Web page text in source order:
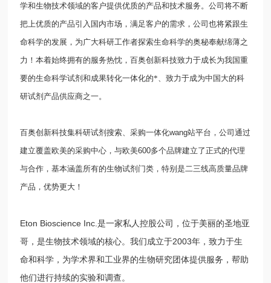
学和生物技术领域的客户提供优质的产品和技术服务。公司将不断
把上优质的产品引入国内市场，满足客户的需求，公司也将紧跟生
命科学的发展，为广大科研工作者探索生命科学的奥秘奉献绵薄之
力！本着始终拥有的服务热忱，百奥创新科技致力于成长为我国重
要的生命科学试剂和成果转化一体化的*、致力于成为中国大的科
研试剂产品供应商之一。
百奥创新科技集科研试剂搜索、采购一体化wang站平台，公司通过
建立覆盖欧美的采购中心，与欧美600多个品牌建立了正式的代理
与合作，基本涵盖所有的生物试剂门类，特别是二三线高质量品牌
产品，优势更大！
Eton Bioscience Inc.是一家私人控股公司，位于美丽的圣地亚
哥，是生物技术领域的核心。我们成立于2003年，致力于生
命和科学，为学术界和工业界的生物研究团体提供服务，帮助
他们进行持续的实验和调查。